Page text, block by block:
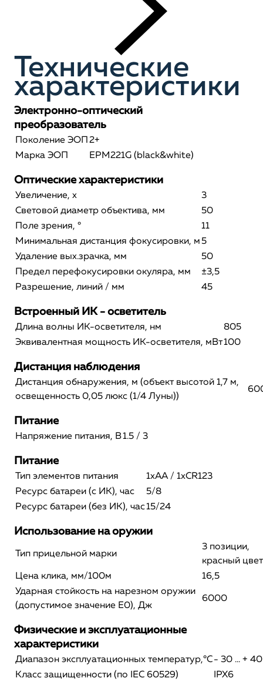
Технические
характеристики
Электронно-оптический
преобразователь
Поколение ЭОП2+
Марка ЭОП
EPM221G (black&white)
Оптические характеристики
Увеличение, x
3
Световой диаметр объектива, мм
50
Поле зрения, °
11
Минимальная дистанция фокусировки, м5
Удаление вых.зрачка, мм
50
Предел перефокусировки окуляра, мм
±3,5
Разрешение, линий / мм
45
Встроенный ИК - осветитель
Длина волны ИК-осветителя, нм
805
Эквивалентная мощность ИК-осветителя, мВт100
Дистанция наблюдения
Дистанция обнаружения, м (объект высотой 1,7 м,
освещенность 0,05 люкс (1/4 Луны))
Питание
Напряжение питания, В1.5 / 3
Питание
Тип элементов питания
1xAA / 1xCR123
Ресурс батареи (с ИК), час
5/8
Ресурс батареи (без ИК), час15/24
Использование на оружии
Тип прицельной марки
3 позиции,
красный цвет
Цена клика, мм/100м
16,5
Ударная стойкость на нарезном оружии
(допустимое значение E0), Дж
6000
Физические и эксплуатационные
характеристики
Диапазон эксплуатационных температур,°С- 30 … + 40
Класс защищенности (по IEC 60529)
IPX6